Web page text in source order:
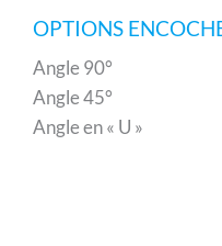
OPTIONS
Angle 90°
Angle 45°
Angle en « U »